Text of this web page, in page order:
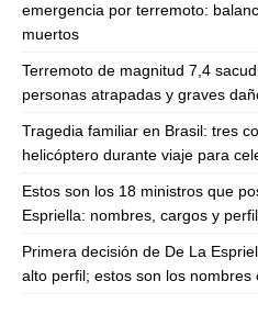
emergencia por terremoto:
muertos
Terremoto de magnitud 7,4
personas atrapadas y graves
Tragedia familiar en Brasil: tres
helicóptero durante viaje para
Estos son los 18 ministros que
Espriella: nombres, cargos y
Primera decisión de De La
alto perfil; estos son los nombres